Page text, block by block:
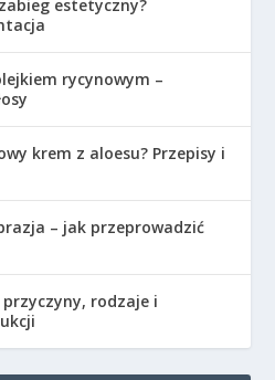
estetyczny?
rycynowym –
krem z aloesu? Przepisy i
– jak przeprowadzić
rodzaje i